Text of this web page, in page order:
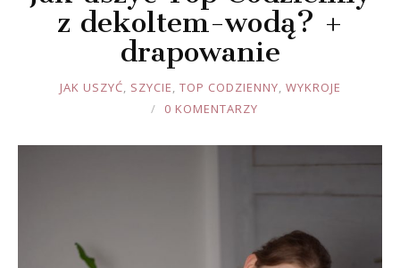
z dekoltem-wodą? +
drapowanie
JOULE
JAK USZYĆ, SZYCIE, TOP CODZIENNY, WYKROJE
0 KOMENTARZY